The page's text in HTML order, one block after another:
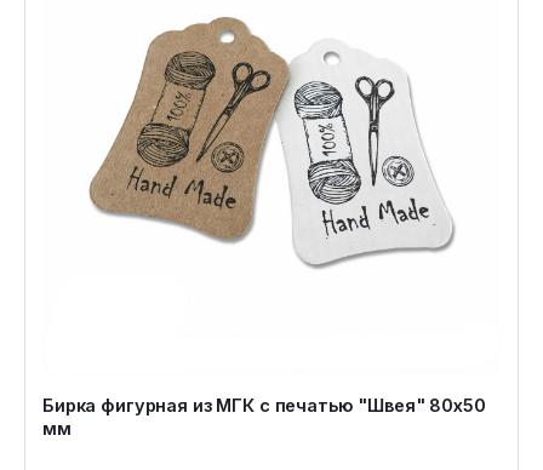
Бирка фигурная из МГК с печатью "Швея" 80х50
мм